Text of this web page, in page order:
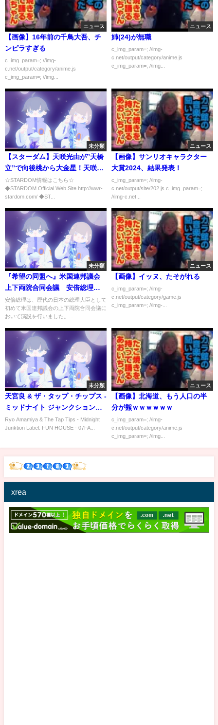
ニュース
【画像】16年前の千鳥大吾、チ
ンピラすぎる
c_img_param=; //img-
c.net/output/category/anime.js
c_img_param=; //img...
ニュース
姉(24)が無職
c_img_param=; //img-
c.net/output/category/anime.js
c_img_param=; //img...
未分類
【スターダム】天咲光由が”天橋
立”で向後桃から大金星！天咲は
シングル初勝利！5★STAR GP予
選リーグ -6.5後楽園ホール大会-
【STARDOM】
☆STARDOM情報はこちら☆
◆STARDOM Official Web Site http://wwr-
stardom.com/ ◆ST...
ニュース
【画像】サンリオキャラクター
大賞2024、結果発表！
c_img_param=; //img-
c.net/output/site/202.js c_img_param=;
//img-c.net...
未分類
『希望の同盟へ』米国連邦議会
上下両院合同会議 安倍総理演
説－平成27年4月29日
安倍総理は、歴代の日本の総理大臣として
初めて米国連邦議会の上下両院合同会議に
おいて演説を行いました。...
ニュース
【画像】イッヌ、たそがれる
c_img_param=; //img-
c.net/output/category/game.js
c_img_param=; //img-...
未分類
天宮良 & ザ・タップ・チップス -
ミッドナイト ジャンクション
Midnight Junktion
Ryo Amamiya & The Tap Tips - Midnight
Junktion Label: FUN HOUSE - 07FA...
ニュース
【画像】北海道、もう人口の半
分が熊ｗｗｗｗｗｗ
c_img_param=; //img-
c.net/output/category/anime.js
c_img_param=; //img...
xrea